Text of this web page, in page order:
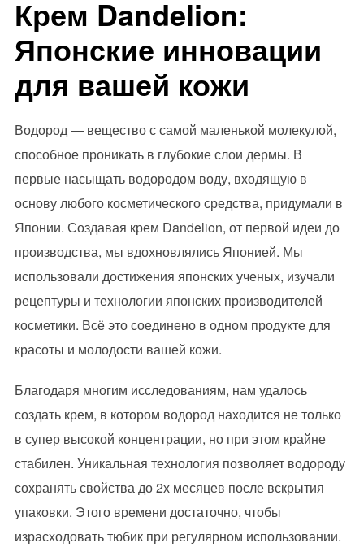
Крем Dandelion:
Японские инновации
для вашей кожи
Водород — вещество с самой маленькой молекулой,
способное проникать в глубокие слои дермы. В
первые насыщать водородом воду, входящую в
основу любого косметического средства, придумали в
Японии. Создавая крем Dandelion, от первой идеи до
производства, мы вдохновлялись Японией. Мы
использовали достижения японских ученых, изучали
рецептуры и технологии японских производителей
косметики. Всё это соединено в одном продукте для
красоты и молодости вашей кожи.
Благодаря многим исследованиям, нам удалось
создать крем, в котором водород находится не только
в супер высокой концентрации, но при этом крайне
стабилен. Уникальная технология позволяет водороду
сохранять свойства до 2х месяцев после вскрытия
упаковки. Этого времени достаточно, чтобы
израсходовать тюбик при регулярном использовании.